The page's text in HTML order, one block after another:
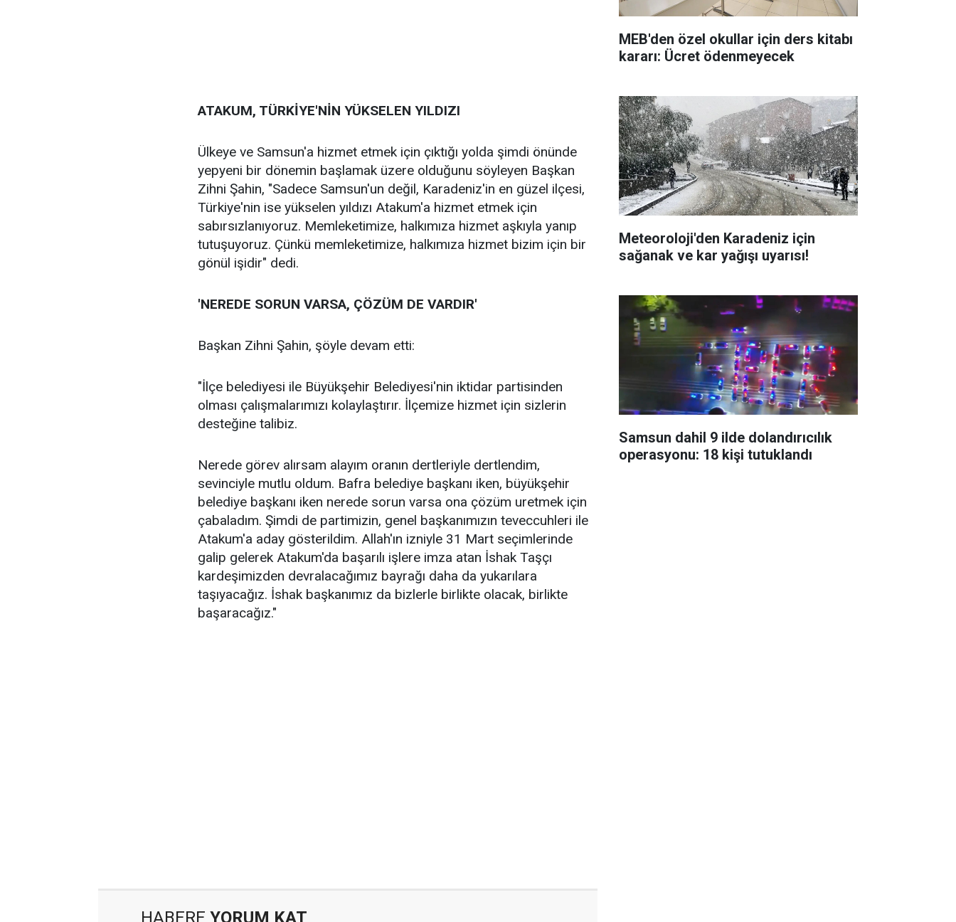
ATAKUM, TÜRKİYE'NİN YÜKSELEN YILDIZI
Ülkeye ve Samsun'a hizmet etmek için çıktığı yolda şimdi önünde
yepyeni bir dönemin başlamak üzere olduğunu söyleyen Başkan
Zihni Şahin, "Sadece Samsun'un değil, Karadeniz'in en güzel ilçesi,
Türkiye'nin ise yükselen yıldızı Atakum'a hizmet etmek için
sabırsızlanıyoruz. Memleketimize, halkımıza hizmet aşkıyla yanıp
tutuşuyoruz. Çünkü memleketimize, halkımıza hizmet bizim için bir
gönül işidir" dedi.
'NEREDE SORUN VARSA, ÇÖZÜM DE VARDIR'
Başkan Zihni Şahin, şöyle devam etti:
"İlçe belediyesi ile Büyükşehir Belediyesi'nin iktidar partisinden
olması çalışmalarımızı kolaylaştırır. İlçemize hizmet için sizlerin
desteğine talibiz.
Nerede görev alırsam alayım oranın dertleriyle dertlendim,
sevinciyle mutlu oldum. Bafra belediye başkanı iken, büyükşehir
belediye başkanı iken nerede sorun varsa ona çözüm uretmek için
çabaladım. Şimdi de partimizin, genel başkanımızın teveccuhleri ile
Atakum'a aday gösterildim. Allah'ın izniyle 31 Mart seçimlerinde
galip gelerek Atakum'da başarılı işlere imza atan İshak Taşçı
kardeşimizden devralacağımız bayrağı daha da yukarılara
taşıyacağız. İshak başkanımız da bizlerle birlikte olacak, birlikte
başaracağız."
HABERE YORUM KAT
MEB'den özel okullar için ders kitabı
kararı: Ücret ödenmeyecek
Meteoroloji'den Karadeniz için
sağanak ve kar yağışı uyarısı!
Samsun dahil 9 ilde dolandırıcılık
operasyonu: 18 kişi tutuklandı